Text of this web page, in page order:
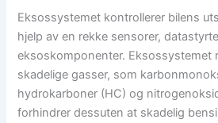
Eksossystemet kontrollerer bilens
hjelp av en rekke sensorer,
eksoskomponenter. Eksossystemet
skadelige gasser, som
hydrokarboner (HC) og
forhindrer dessuten at skadelig